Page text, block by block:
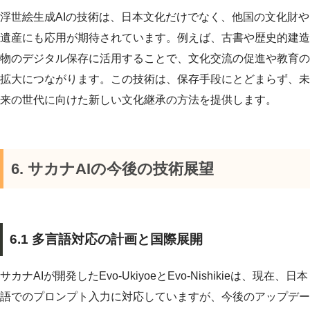
浮世絵生成AIの技術は、日本文化だけでなく、他国の文化財や
遺産にも応用が期待されています。例えば、古書や歴史的建造
物のデジタル保存に活用することで、文化交流の促進や教育の
拡大につながります。この技術は、保存手段にとどまらず、未
来の世代に向けた新しい文化継承の方法を提供します。
6. サカナAIの今後の技術展望
6.1 多言語対応の計画と国際展開
サカナAIが開発したEvo-UkiyoeとEvo-Nishikieは、現在、日本
語でのプロンプト入力に対応していますが、今後のアップデー